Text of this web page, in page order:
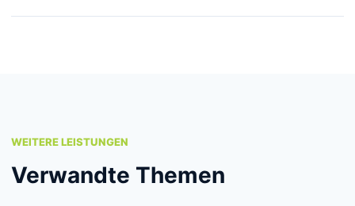
WEITERE LEISTUNGEN
Verwandte Themen